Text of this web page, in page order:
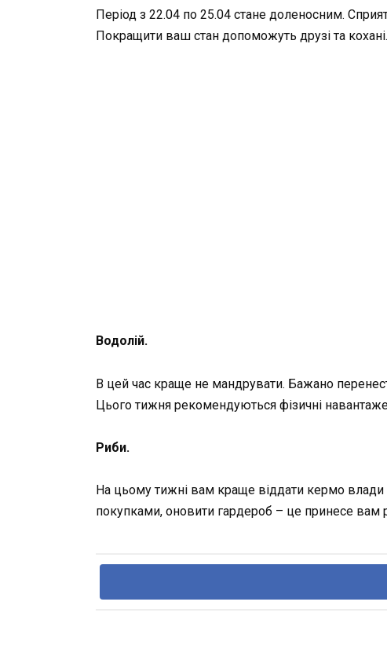
Період з 22.04 по 25.04 стане доленосним.
Покращити ваш стан допоможуть друзі та кохані.
Водолій.
В цей час краще не мандрувати. Бажано
Цього тижня рекомендуються фізичні
Риби.
На цьому тижні вам краще віддати кермо влади
покупками, оновити гардероб – це принесе вам